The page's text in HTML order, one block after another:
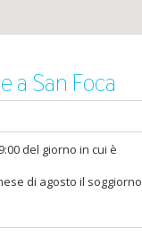
a San Foca
del giorno in cui è
di agosto il soggiorno